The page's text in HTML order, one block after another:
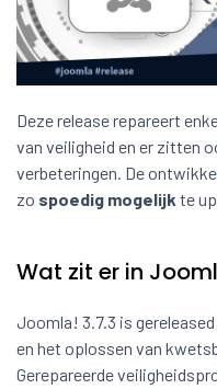
Deze release repareert
van veiligheid en er zitten
verbeteringen. De
zo spoedig mogelijk te
Wat zit er in
Joomla! 3.7.3 is
en het oplossen van
Gerepareerde